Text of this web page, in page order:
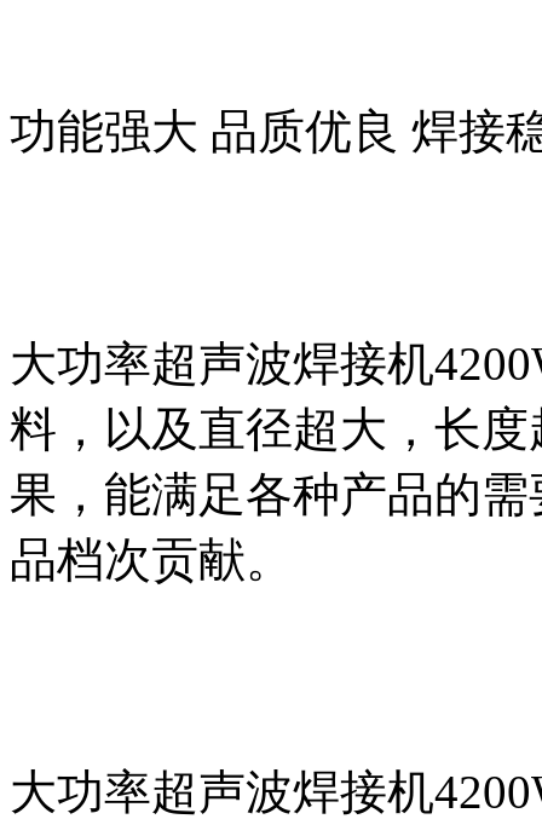
功能强大 品质优良 焊接
大功率超声波焊接机
料，以及直径超大，长
果，能满足各种产品的
品档次贡献。
大功率超声波焊接机